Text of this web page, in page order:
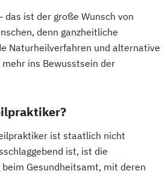
das ist der große Wunsch von
denn ganzheitliche
Naturheilverfahren und alternative
ins Bewusstsein der
ist staatlich nicht
ist, ist die
Gesundheitsamt, mit deren